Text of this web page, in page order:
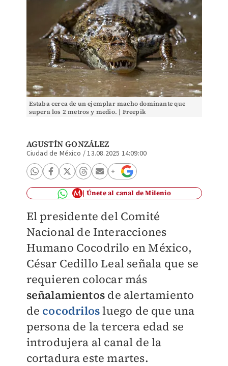
Estaba cerca de un ejemplar macho dominante que
supera los 2 metros y medio. | Freepik
AGUSTÍN GONZÁLEZ
Ciudad de México /13.08.2025 14:09:00
Únete al canal de Milenio
El presidente del Comité
Nacional de Interacciones
Humano Cocodrilo en México,
César Cedillo Leal señala que se
requieren colocar más
señalamientos de alertamiento
de cocodrilosluego de que una
persona de la tercera edad se
introdujera al canal de la
cortadura este martes.